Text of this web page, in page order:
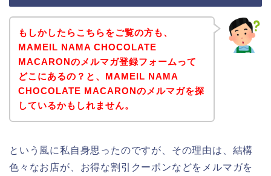
もしかしたらこちらをご覧の方も、
MAMEIL NAMA CHOCOLATE
MACARONのメルマガ登録フォームって
どこにあるの？と、MAMEIL NAMA
CHOCOLATE MACARONのメルマガを探
しているかもしれません。
という風に私自身思ったのですが、その理由は、結構
色々なお店が、お得な割引クーポンなどをメルマガを